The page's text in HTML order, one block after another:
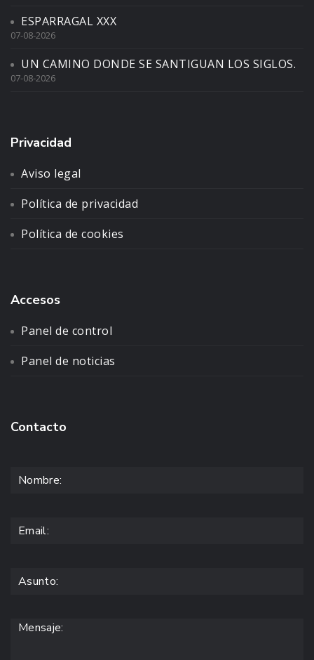
ESPARRAGAL XXX
07-08-2026
UN CAMINO DONDE SE SANTIGUAN LOS SIGLOS.
07-08-2026
Privacidad
Aviso legal
Política de privacidad
Política de cookies
Accesos
Panel de control
Panel de noticias
Contacto